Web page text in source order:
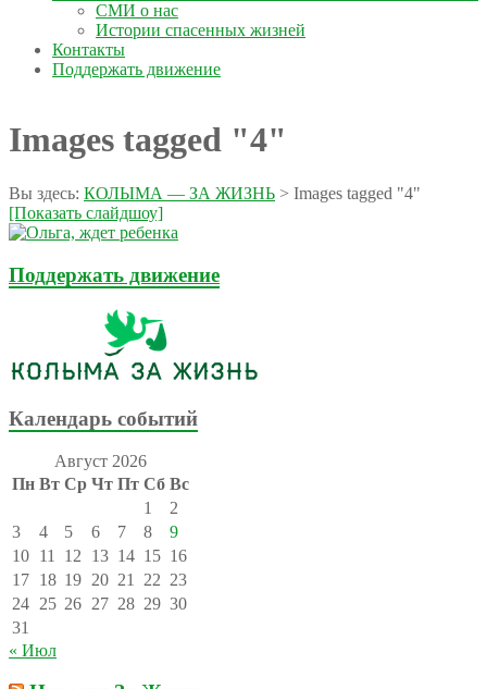
СМИ о нас
Истории спасенных жизней
Контакты
Поддержать движение
Images tagged "4"
Вы здесь: КОЛЫМА — ЗА ЖИЗНЬ > Images tagged "4"
[Показать слайдшоу]
Поддержать движение
Календарь событий
Август 2026
Пн Вт Ср Чт Пт Сб Вс
1
2
3
4 5 6 7 8
9
10 11 12 13 14 15 16
17 18 19 20 21 22 23
24 25 26 27 28 29 30
31
« Июл